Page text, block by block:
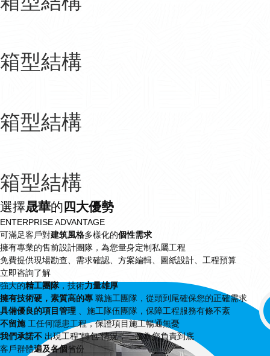
箱型結構
箱型結構
箱型結構
選擇晟華的 四大優勢
ENTERPRISE ADVANTAGE
可滿足客戶對建筑風格多樣化的個性需求
擁有專業的售前設計團隊，為您量身定制私屬工程
免費提供現場勘查、需求確認、方案編輯、圖紙設計、工程預算
立即咨詢了解
強大的精工團隊，技術力量雄厚
擁有技術硬，素質高的專 職施工團隊，從頭到尾確保您的正確需求
具備優良的項目管理 、施工隊伍團隊，保障工程服務有條不紊
不留施工任何隱患工程，保證項目施工暢通無憂
我們承諾不 出現工程"轉包"情況，一路為您負責到底
客戶群體遍及各個省份